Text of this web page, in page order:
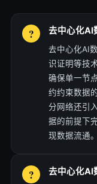
去中心化AI
去中心化AI
识证明等技
确保单一节
约约束数据
分网络还引
据的前提下
现数据流通。
去中心化AI